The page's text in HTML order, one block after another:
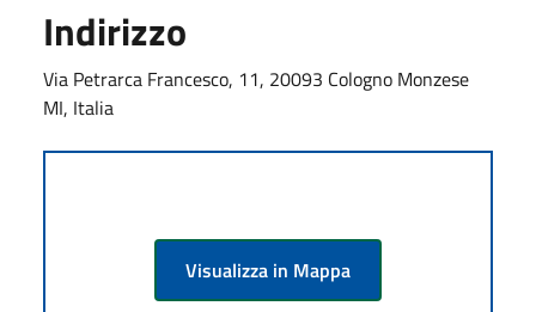
Indirizzo
Via Petrarca Francesco, 11, 20093 Cologno Monzese
MI, Italia
Visualizza in Mappa